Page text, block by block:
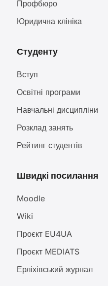
Профбюро
Юридична клініка
Студенту
Вступ
Освітні програми
Навчальні дисципліни
Розклад занять
Рейтинг студентів
Швидкі посилання
Moodle
Wiki
Проєкт EU4UA
Проєкт MEDIATS
Ерліхівський журнал